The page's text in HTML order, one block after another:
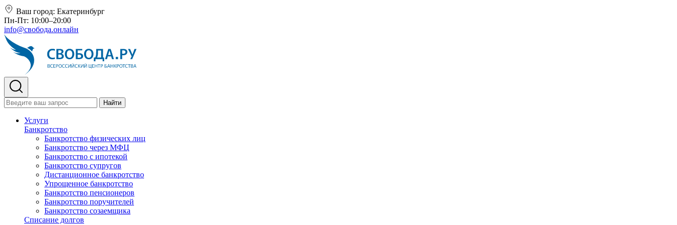
Ваш город: Екатеринбург
Пн-Пт: 10:00–20:00
info@свобода.онлайн
Найти
Услуги
Банкротство
Банкротство физических лиц
Банкротство через МФЦ
Банкротство с ипотекой
Банкротство супругов
Дистанционное банкротство
Упрощенное банкротство
Банкротство пенсионеров
Банкротство поручителей
Банкротство созаемщика
Списание долгов